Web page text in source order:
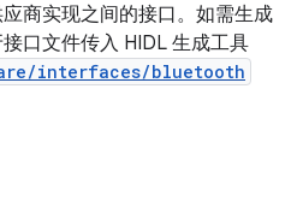
商实现之间的接口。如需生成
口文件传入 HIDL 生成工具
interfaces/bluetooth